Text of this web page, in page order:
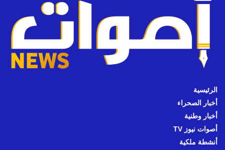
الرئيسية
أخبار الصحراء
أخبار وطنية
أصوات نيوز TV
أنشطة ملكية